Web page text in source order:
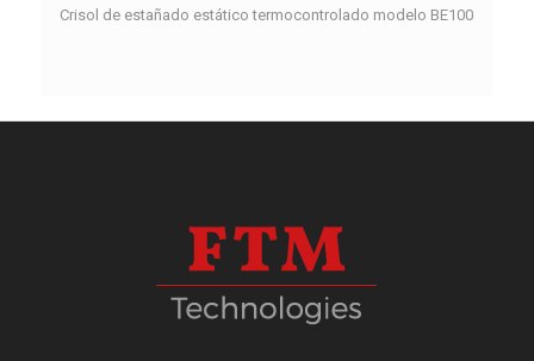
Crisol de estañado estático termocontrolado modelo BE100